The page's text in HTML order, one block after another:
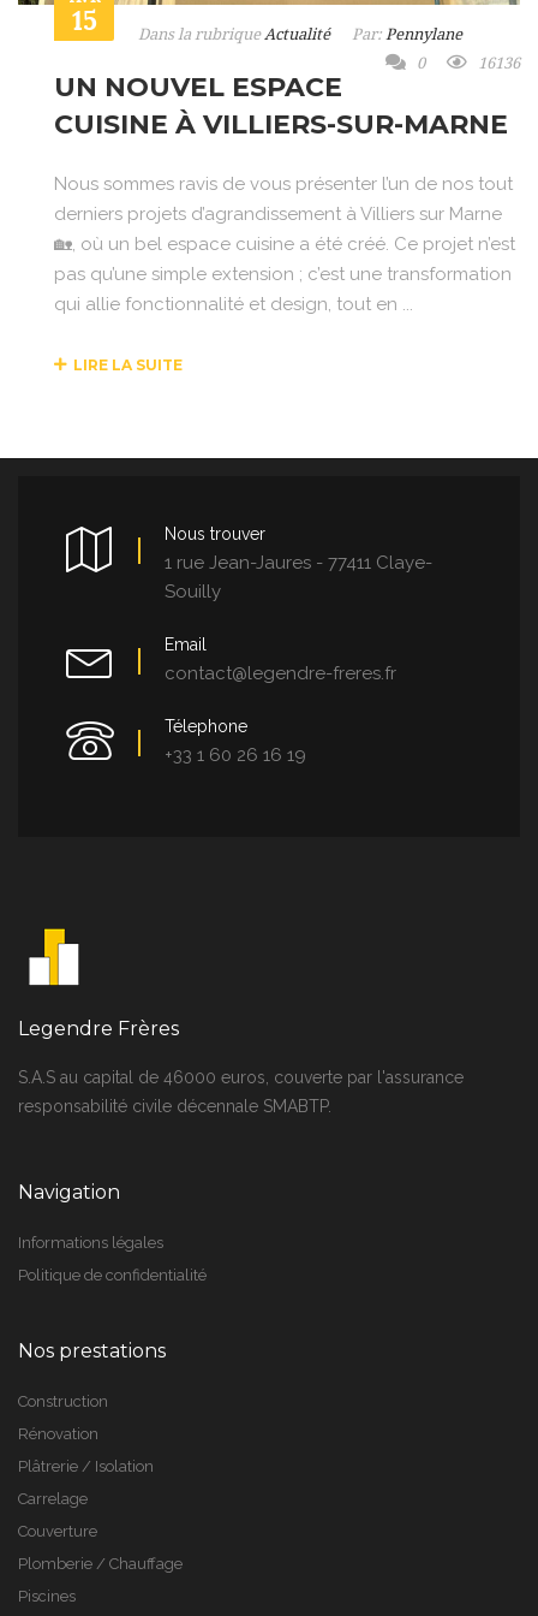
15 Dans la rubriqueActualité Par: Pennylane
0
16136
UN NOUVEL ESPACE
CUISINE À VILLIERS-SUR-MARNE
Nous sommes ravis de vous présenter l’un de nos tout
derniers projets d’agrandissement à Villiers sur Marne
🏡, où un bel espace cuisine a été créé. Ce projet n’est
pas qu’une simple extension ; c’est une transformation
qui allie fonctionnalité et design, tout en ...
LIRE LA SUITE
Nous trouver
1 rue Jean-Jaures - 77411 Claye-
Souilly
Email
contact@legendre-freres.fr
Télephone
+33 1 60 26 16 19
Legendre Frères
S.A.S au capital de 46000 euros, couverte par l'assurance
responsabilité civile décennale SMABTP.
Navigation
Informations légales
Politique de confidentialité
Nos prestations
Construction
Rénovation
Plâtrerie / Isolation
Carrelage
Couverture
Plomberie / Chauffage
Piscines